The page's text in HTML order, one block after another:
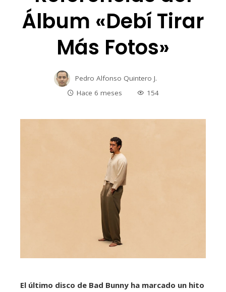
Álbum «Debí Tirar
Más Fotos»
Pedro Alfonso Quintero J.
Hace 6 meses
154
El último disco de Bad Bunny ha marcado un hito